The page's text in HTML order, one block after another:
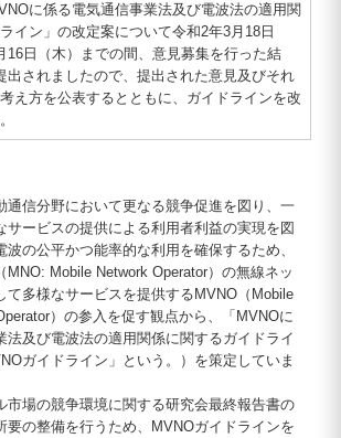
に係る電気通信事業法及び電波法の適用関
イン」の改定案について令和2年3月18日
16日（木）までの間、意見募集を行った結
出されましたので、提出された意見及びそれ
え方を公表するとともに、ガイドラインを改
信分野において更なる競争促進を図り、一
サービスの提供による利用者利益の実現を図
波の公平かつ能率的な利用を確保するため、
MNO: Mobile Network Operator）の無線ネッ
て多様なサービスを提供するMVNO（Mobile
）の参入を促す観点から、「MVNOに
法及び電波法の適用関係に関するガイドライ
ガイドライン」という。）を策定していま
場の競争環境に関する研究会最終報告書の
要の整備を行うため、MVNOガイドラインを